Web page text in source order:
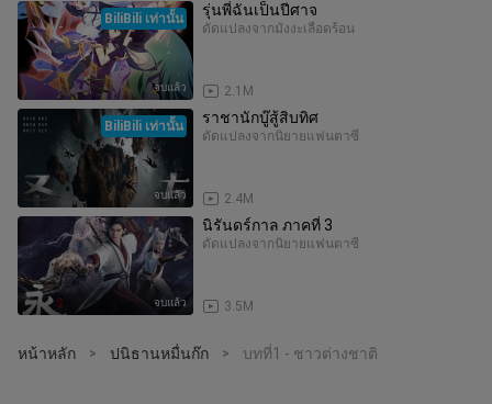
จบแล้ว
BiliBili เท่านั้น รุ่นพี่ฉันเป็นปีศาจ
ดัดแปลงจากมังงะเลือดร้อน
2.1M
จบแล้ว
BiliBili เท่านั้น ราชานักบู๊สู้สิบทิศ
ดัดแปลงจากนิยายแฟนตาซี
2.4M
จบแล้ว
นิรันดร์กาล ภาคที่ 3
ดัดแปลงจากนิยายแฟนตาซี
3.5M
หน้าหลัก > ปนิธานหมื่นก๊ก > บทที่1 - ชาวต่างชาติ